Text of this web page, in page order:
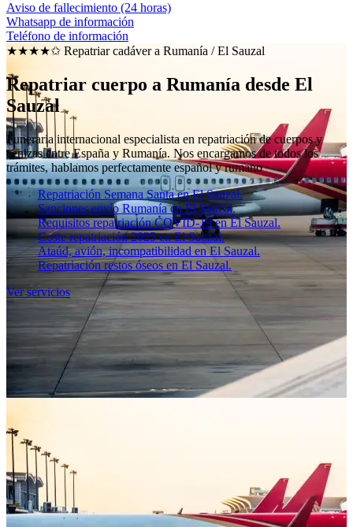
Aviso de fallecimiento (24 horas)
Whatsapp de información
Teléfono de información
★★★★✩ Repatriar cadáver a Rumanía /El Sauzal
Repatriar cuerpo a Rumanía desde El
Sauzal
Funeraria internacional especialista en repatriación de cuerpos y
cenizas entre España y Rumanía. Nos encargamos de todos los
trámites, hablamos perfectamente español y rumano
Repatriación Semana Santa en El Sauzal.
Sanciones envío Rumanía en El Sauzal.
Requisitos repatriación COVID-19 en El Sauzal.
Coste repatriación 2025 en El Sauzal.
Ataúd, avión, incompatibilidad en El Sauzal.
Repatriación restos óseos en El Sauzal.
Ver servicios